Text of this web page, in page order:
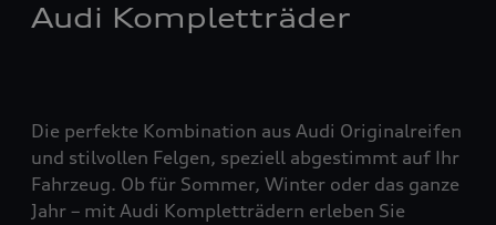
Audi Kompletträder
Die perfekte Kombination aus Audi Originalreifen
und stilvollen Felgen, speziell abgestimmt auf Ihr
Fahrzeug. Ob für Sommer, Winter oder das ganze
Jahr – mit Audi Kompletträdern erleben Sie